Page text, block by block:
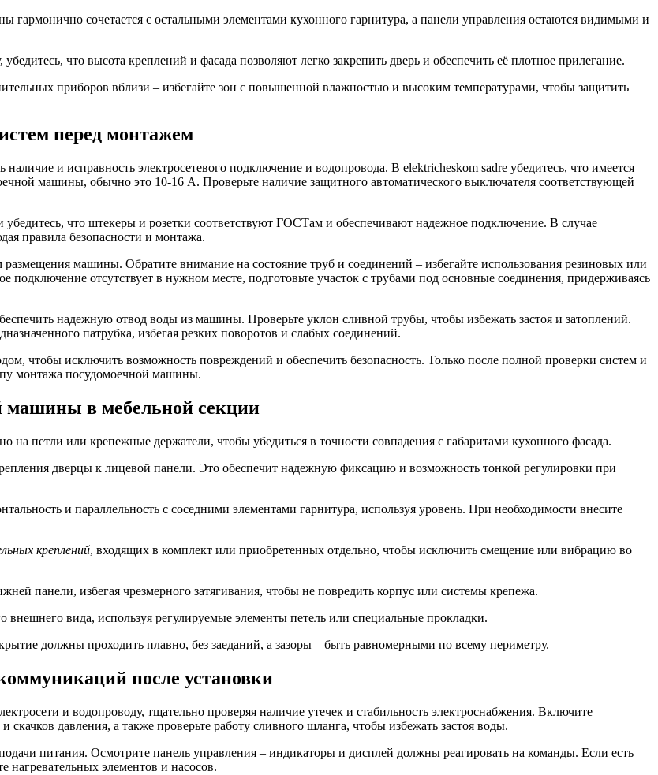
гармонично сочетается с остальными элементами кухонного гарнитура, а панели управления остаются видимыми и
что высота креплений и фасада позволяют легко закрепить дверь и обеспечить её плотное прилегание.
приборов вблизи – избегайте зон с повышенной влажностью и высоким температурами, чтобы защитить
перед монтажем
и исправность электросетевого подключение и водопровода. В elektricheskom sadre убедитесь, что имеется
машины, обычно это 10-16 А. Проверьте наличие защитного автоматического выключателя соответствующей
что штекеры и розетки соответствуют ГОСТам и обеспечивают надежное подключение. В случае
правила безопасности и монтажа.
машины. Обратите внимание на состояние труб и соединений – избегайте использования резиновых или
отсутствует в нужном месте, подготовьте участок с трубами под основные соединения, придерживаясь
надежную отвод воды из машины. Проверьте уклон сливной трубы, чтобы избежать застоя и затоплений.
патрубка, избегая резких поворотов и слабых соединений.
чтобы исключить возможность повреждений и обеспечить безопасность. Только после полной проверки систем и
монтажа посудомоечной машины.
машины в мебельной секции
петли или крепежные держатели, чтобы убедиться в точности совпадения с габаритами кухонного фасада.
дверцы к лицевой панели. Это обеспечит надежную фиксацию и возможность тонкой регулировки при
и параллельность с соседними элементами гарнитура, используя уровень. При необходимости внесите
креплений, входящих в комплект или приобретенных отдельно, чтобы исключить смещение или вибрацию во
панели, избегая чрезмерного затягивания, чтобы не повредить корпус или системы крепежа.
внешнего вида, используя регулируемые элементы петель или специальные прокладки.
должны проходить плавно, без заеданий, а зазоры – быть равномерными по всему периметру.
после установки
и водопроводу, тщательно проверяя наличие утечек и стабильность электроснабжения. Включите
скачков давления, а также проверьте работу сливного шланга, чтобы избежать застоя воды.
питания. Осмотрите панель управления – индикаторы и дисплей должны реагировать на команды. Если есть
элементов и насосов.